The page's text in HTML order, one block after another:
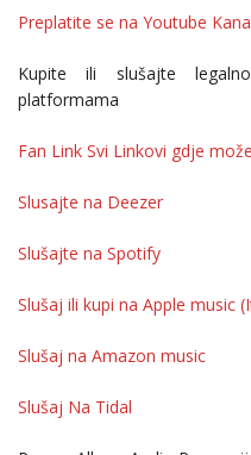
Preplatite se na Youtube
Kupite ili slušajte
platformama
Fan Link Svi Linkovi gdje
Slusajte na Deezer
Slušajte na Spotify
Slušaj ili kupi na Apple music
Slušaj na Amazon music
Slušaj Na Tidal